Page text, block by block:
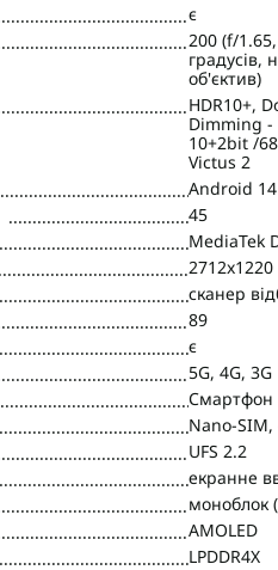
є
200 (f/
градусів,
об'єктив)
HDR10+,
Dimming -
10+2bit /
Victus 2
Android 14
45
MediaTek
2712x1220
сканер
89
є
5G, 4G, 3G
Смартфон
Nano-SIM,
UFS 2.2
екранне
моноблок
AMOLED
LPDDR4X